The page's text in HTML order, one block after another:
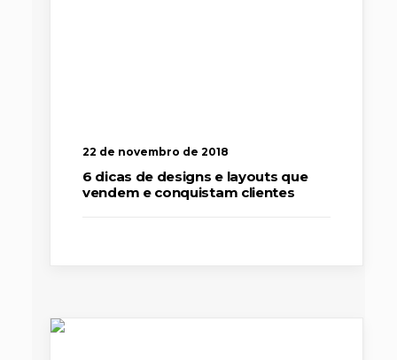
22 de novembro de 2018
6 dicas de designs e layouts que
vendem e conquistam clientes